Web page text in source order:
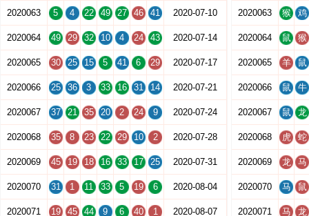
2020063 5 4 22 49 27 46 41 2020-07-10
2020064 49 29 32 10 4 24 43 2020-07-14
2020065 30 25 15 5 41 6 29 2020-07-17
2020066 25 36 3 33 16 31 14 2020-07-21
2020067 37 21 35 20 2 24 9 2020-07-24
2020068 35 8 23 22 29 10 2 2020-07-28
2020069 45 19 18 16 33 17 25 2020-07-31
2020070 31 1 11 33 5 19 6 2020-08-04
2020071 19 45 44 9 6 40 1 2020-08-07
2020063 猴 鸡
2020064 鼠 猴
2020065 羊 鼠
2020066 鼠 牛
2020067 鼠 龙
2020068 虎 蛇
2020069 龙 马
2020070 马 鼠
2020071 马 龙